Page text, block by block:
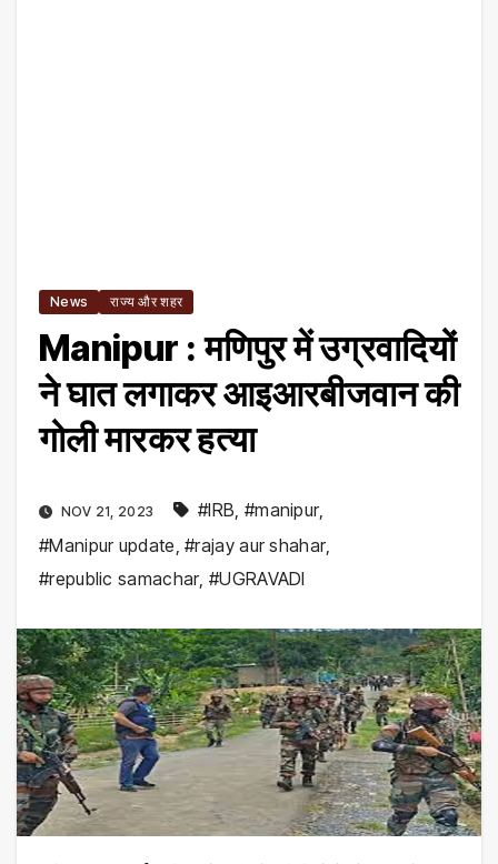
News राज्य और शहर
Manipur : मणिपुर में उग्रवादियों
ने घात लगाकर आइआरबीजवान की
गोली मारकर हत्या
NOV 21, 2023 #IRB #manipur,
#Manipur update ,#rajay aur shahar,
#republic samachar,#UGRAVADI